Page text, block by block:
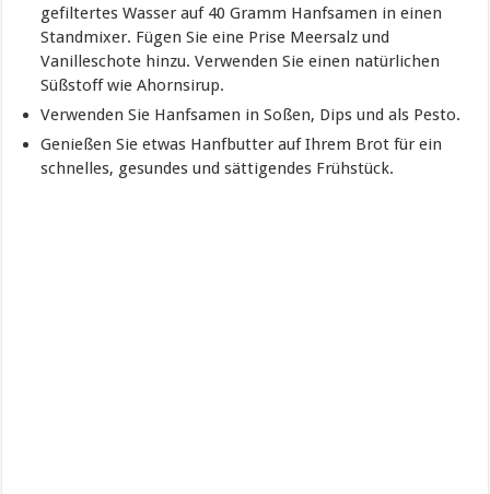
gefiltertes Wasser auf 40 Gramm Hanfsamen in einen
Standmixer. Fügen Sie eine Prise Meersalz und
Vanilleschote hinzu. Verwenden Sie einen natürlichen
Süßstoff wie Ahornsirup.
Verwenden Sie Hanfsamen in Soßen, Dips und als Pesto.
Genießen Sie etwas Hanfbutter auf Ihrem Brot für ein
schnelles, gesundes und sättigendes Frühstück.